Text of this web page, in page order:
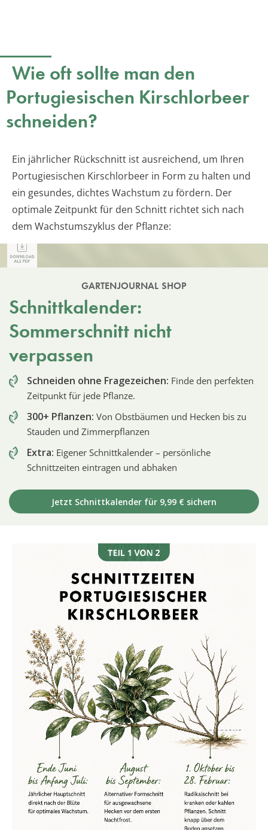
Wie oft sollte man den
Portugiesischen Kirschlorbeer
schneiden?
Ein jährlicher Rückschnitt ist ausreichend, um Ihren
Portugiesischen Kirschlorbeer in Form zu halten und
ein gesundes, dichtes Wachstum zu fördern. Der
optimale Zeitpunkt für den Schnitt richtet sich nach
dem Wachstumszyklus der Pflanze:
GARTENJOURNAL SHOP
Schnittkalender:
Sommerschnitt nicht
verpassen
Schneiden ohne Fragezeichen: Finde den perfekten
Zeitpunkt für jede Pflanze.
300+ Pflanzen: Von Obstbäumen und Hecken bis zu
Stauden und Zimmerpflanzen
Extra: Eigener Schnittkalender – persönliche
Schnittzeiten eintragen und abhaken
Jetzt Schnittkalender für 9,99 € sichern